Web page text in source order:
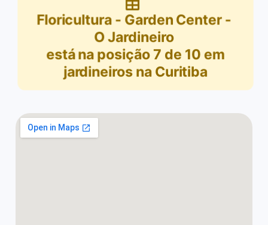
Floricultura - Garden Center -
O Jardineiro
está na posição7 de 10 em
jardineiros na Curitiba